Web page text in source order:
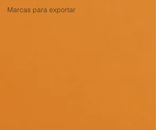
Marcas para exportar